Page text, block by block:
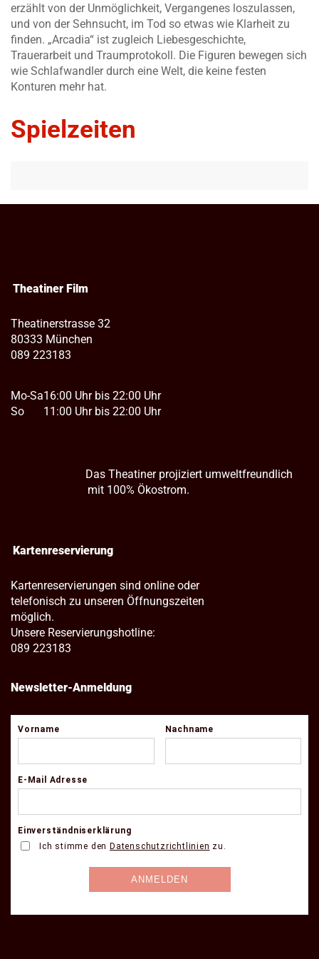
erzählt von der Unmöglichkeit, Vergangenes loszulassen,
und von der Sehnsucht, im Tod so etwas wie Klarheit zu
finden. „Arcadia“ ist zugleich Liebesgeschichte,
Trauerarbeit und Traumprotokoll. Die Figuren bewegen sich
wie Schlafwandler durch eine Welt, die keine festen
Konturen mehr hat.
Spielzeiten
Theatiner Film
Theatinerstrasse 32
80333 München
089 223183
Mo-Sa
So
16:00 Uhr bis 22:00 Uhr
11:00 Uhr bis 22:00 Uhr
Das Theatiner projiziert umweltfreundlich
mit 100% Ökostrom.
Kartenreservierung
Kartenreservierungen sind online oder
telefonisch zu unseren Öffnungszeiten
möglich.
Unsere Reservierungshotline:
089 223183
Newsletter-Anmeldung